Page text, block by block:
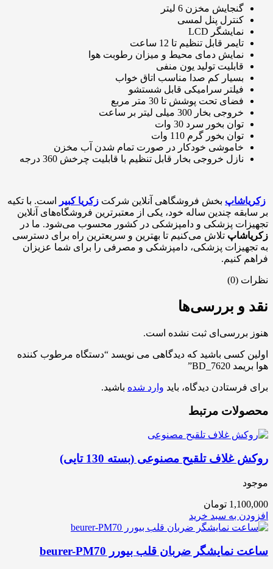
گنجایش مخزن 6 لیتر
کنترل پنل لمسی
نمایشگر LCD
تایمر قابل تنظیم تا 12 ساعت
نمایش دمای محیط و میزان رطوبت هوا
قابلیت تولید یون منفی
بسیار کم صدا مناسب اتاق خواب
فیلتر سرامیکی قابل شستشو
فضای تحت پوشش تا 30 متر مربع
خروجی بخار 300 میلی لیتر بر ساعت
توان بخور سرد 30 وات
توان بخور گرم 110 وات
خاموشی خودکار در صورت تمام شدن آب مخزن
نازل خروجی بخار قابل تنظیم با قابلیت چرخش 360 درجه
زکریاشاپ بخش فروشگاهی آنلاین شرکت زکریا کبیر
است. با تکیه
بر سابقه چندین ساله خود، یکی از معتبرترین فروشگاه‌های آنلاین
تجهیزات پزشکی و دامپزشکی در کشور محسوب می‌شود. ما در
زکریاشاپ تلاش می‌کنیم تا بهترین و سریعترین راه برای دسترسی
به تجهیزات پزشکی، دامپزشکی و مصرفی را برای شما عزیزان
فراهم کنیم.
نظرات (0)
نقد و بررسی‌ها
هنوز بررسی‌ای ثبت نشده است.
اولین کسی باشید که دیدگاهی می نویسد “دستگاه مرطوب کننده
هوا بریمد BD_7620”
برای فرستادن دیدگاه، باید وارد شده باشید.
محصولات مرتبط
روکش غلاف تلقیح مصنوعی (بسته 130 تایی)
موجود
1,100,000 تومان
افزودن به سبد خرید
ساعت نمایشگر ضربان قلب بیورر beurer-PM70